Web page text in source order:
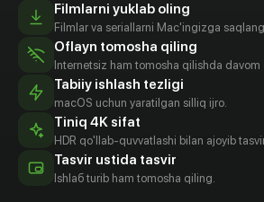
в ворота мяч
Filmlarni yuklab oling
Filmlar va seriallarni Mac'ingizga
Oflayn tomosha qiling
Internetsiz ham tomosha qilishda davom
Tabiiy ishlash tezligi
macOS uchun yaratilgan silliq ijro.
Tiniq 4K sifat
HDR qo'llab-quvvatlashi bilan ajoyib
Tasvir ustida tasvir
Ishlаб turib ham tomosha qiling.